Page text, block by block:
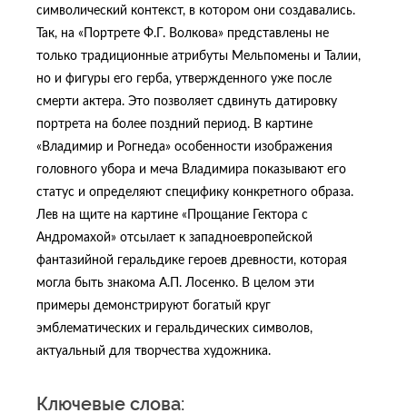
символический контекст, в котором они создавались.
Так, на «Портрете Ф.Г. Волкова» представлены не
только традиционные атрибуты Мельпомены и Талии,
но и фигуры его герба, утвержденного уже после
смерти актера. Это позволяет сдвинуть датировку
портрета на более поздний период. В картине
«Владимир и Рогнеда» особенности изображения
головного убора и меча Владимира показывают его
статус и определяют специфику конкретного образа.
Лев на щите на картине «Прощание Гектора с
Андромахой» отсылает к западноевропейской
фантазийной геральдике героев древности, которая
могла быть знакома А.П. Лосенко. В целом эти
примеры демонстрируют богатый круг
эмблематических и геральдических символов,
актуальный для творчества художника.
Ключевые слова: